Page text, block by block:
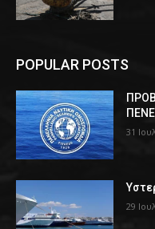
POPULAR POSTS
31
29